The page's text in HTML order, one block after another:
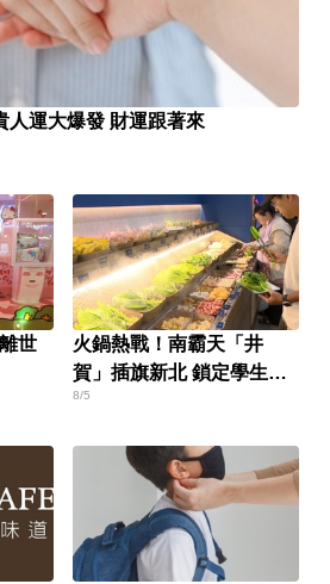
人運大爆發 財運跟著來
世
火鍋熱戰！南霸天「井
賀」插旗新北 鎖定學生族
群
8/5